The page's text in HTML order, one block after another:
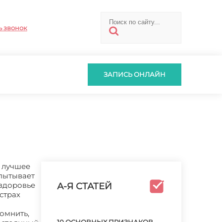
звонок
ЗАПИСЬ ОНЛАЙН
лучшее
А-Я СТАТЕЙ